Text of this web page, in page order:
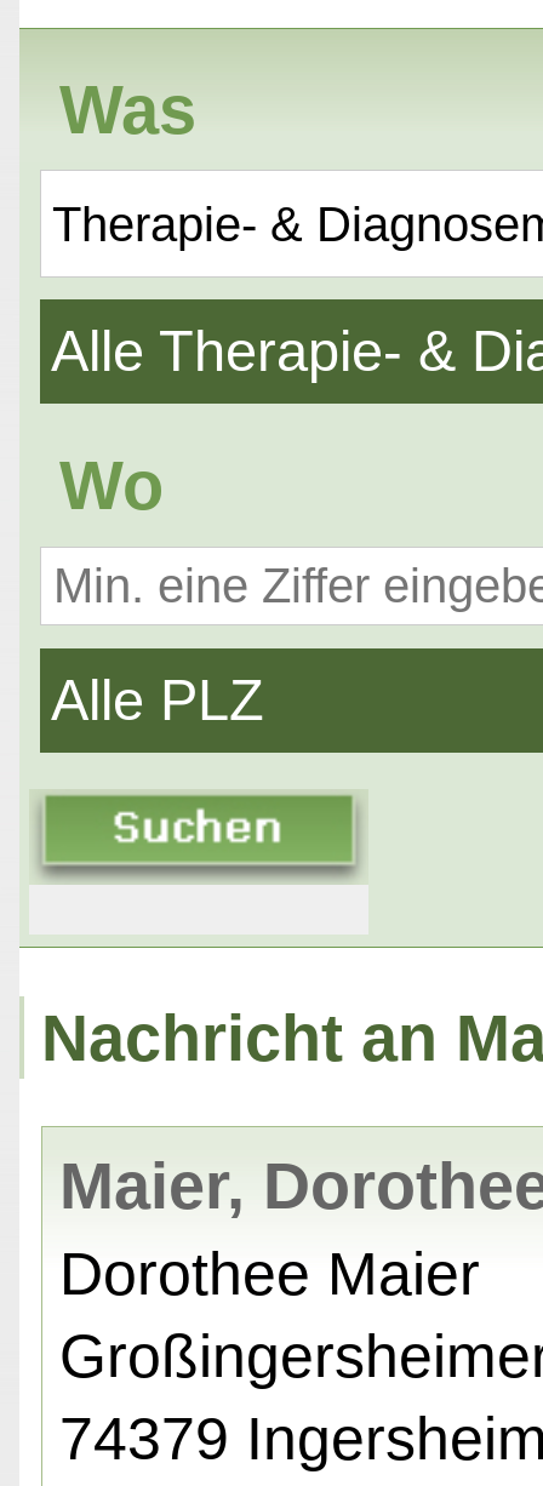
Was
Therapie- &
Alle Therapie- &
Wo
Alle PLZ
Nachricht an
Maier,
Dorothee Maier
74379